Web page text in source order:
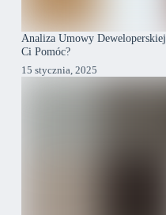
Analiza Umowy
Ci Pomóc?
15 stycznia, 2025